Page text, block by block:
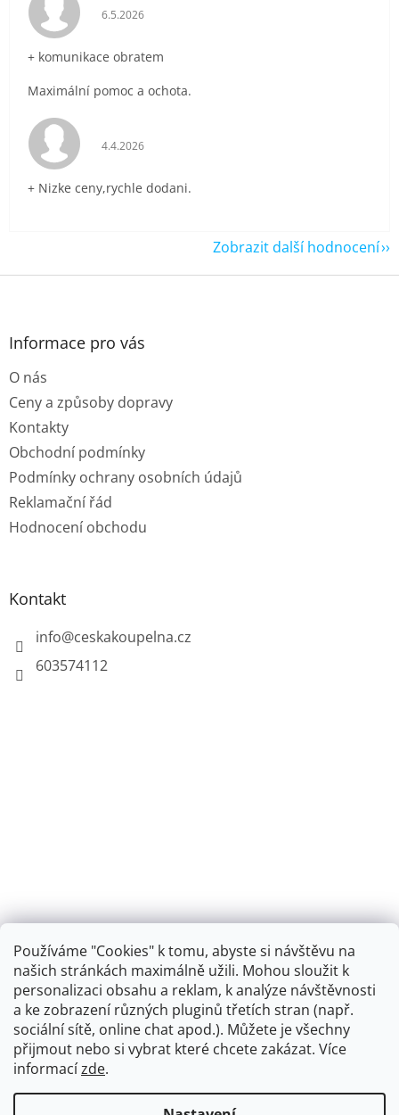
Používáme "Cookies" k tomu, abyste si návštěvu na
našich stránkách maximálně užili. Mohou sloužit k
personalizaci obsahu a reklam, k analýze návštěvnosti
a ke zobrazení různých pluginů třetích stran (např.
sociální sítě, online chat apod.). Můžete je všechny
přijmout nebo si vybrat které chcete zakázat. Více
informacízde.
Hodnocení obchodu je 5 z 5 hvězdiček.
6.5.2026
+ komunikace obratem
Maximální pomoc a ochota.
Hodnocení obchodu je 5 z 5 hvězdiček.
4.4.2026
+ Nizke ceny,rychle dodani.
Zobrazit další hodnocení
Z
Informace pro vás
O nás
Ceny a způsoby dopravy
Kontakty
Obchodní podmínky
Podmínky ochrany osobních údajů
Reklamační řád
Hodnocení obchodu
Kontakt
info@ceskakoupelna.cz
603574112
Retro koupelna
Vytvořil Shoptet + plnenieshopu.cz